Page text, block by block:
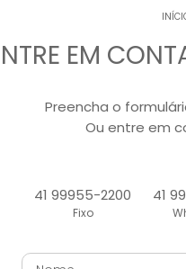
EM
Preencha o
Ou entre em
41 99955-2200
Fixo
41